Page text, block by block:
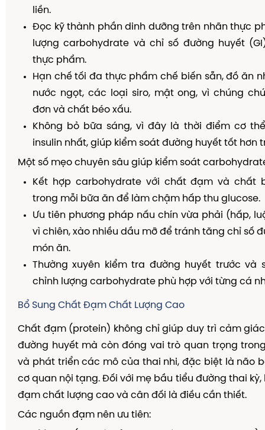
liền.
Đọc kỹ thành phần dinh dưỡng trên nhãn thực
lượng carbohydrate và chỉ số đường huyết
thực phẩm.
Hạn chế tối đa thực phẩm chế biến sẵn, đồ ăn
nước ngọt, các loại siro, mật ong, vì chúng
đơn và chất béo xấu.
Không bỏ bữa sáng, vì đây là thời điểm cơ
insulin nhất, giúp kiểm soát đường huyết tốt hơn
Một số mẹo chuyên sâu giúp kiểm soát
Kết hợp carbohydrate với chất đạm và chất
trong mỗi bữa ăn để làm chậm hấp thu glucose.
Ưu tiên phương pháp nấu chín vừa phải (hấp,
vì chiên, xào nhiều dầu mỡ để tránh tăng chỉ số
món ăn.
Thường xuyên kiểm tra đường huyết trước và
chỉnh lượng carbohydrate phù hợp với từng cá
Bổ Sung Chất Đạm Chất Lượng Cao
Chất đạm (protein) không chỉ giúp duy trì cảm
đường huyết mà còn đóng vai trò quan trọng
và phát triển các mô của thai nhi, đặc biệt là não
cơ quan nội tạng. Đối với mẹ bầu tiểu đường thai kỳ,
đạm chất lượng cao và cân đối là điều cần thiết.
Các nguồn đạm nên ưu tiên: